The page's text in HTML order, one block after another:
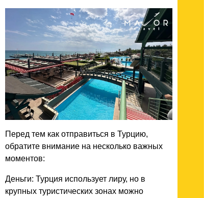
Перед тем как отправиться в Турцию,
обратите внимание на несколько важных
моментов:
Деньги: Турция использует лиру, но в
крупных туристических зонах можно